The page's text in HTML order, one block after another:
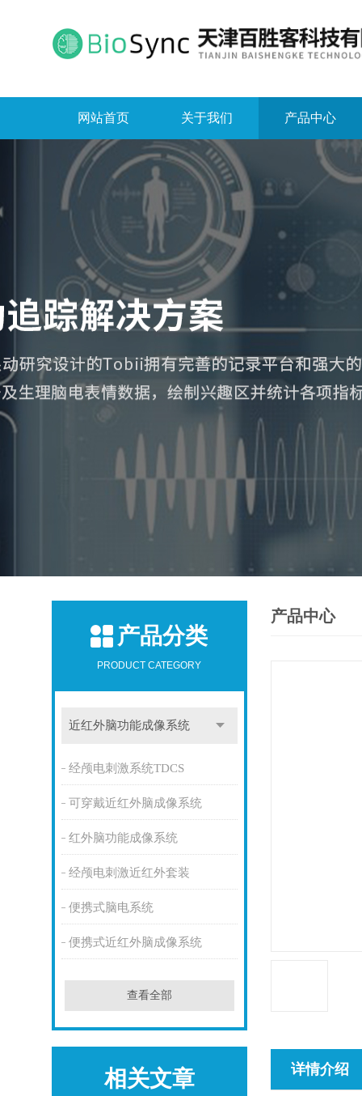
网站首页 关于我们 产品中心
产品分类
PRODUCT CATEGORY
近红外脑功能成像系统
经颅电刺激系统TDCS
可穿戴近红外脑成像系统
红外脑功能成像系统
经颅电刺激近红外套装
便携式脑电系统
便携式近红外脑成像系统
查看全部
相关文章
产品中心
详情介绍